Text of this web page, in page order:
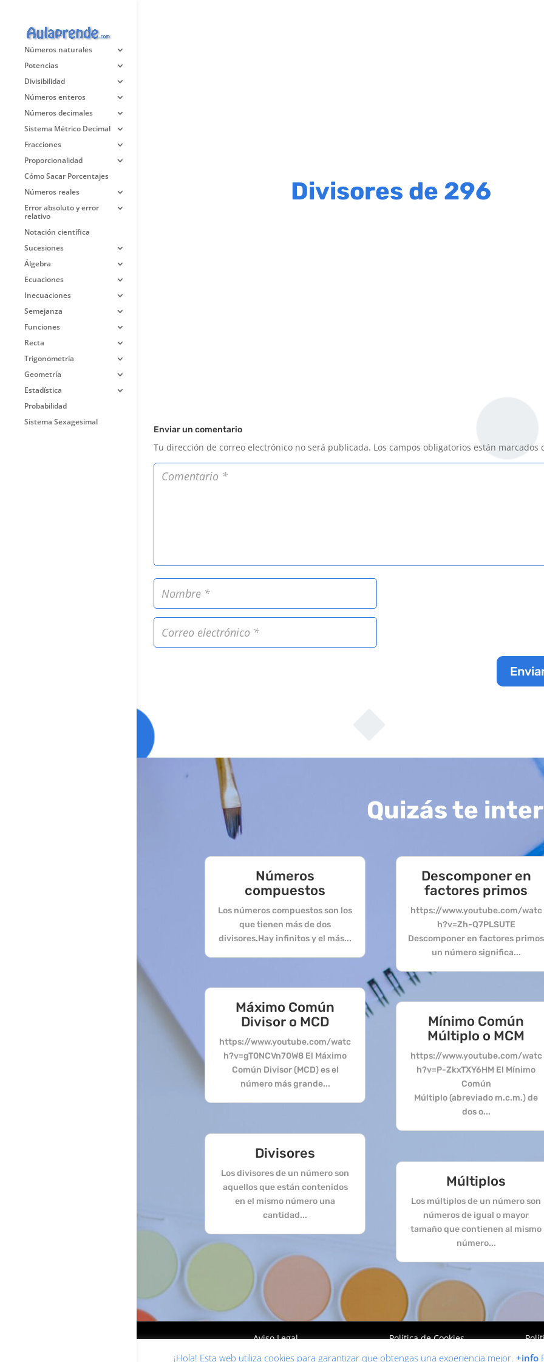
Números naturales
Potencias
Divisibilidad
Números enteros
Números decimales
Sistema Métrico Decimal
Fracciones
Proporcionalidad
Cómo Sacar Porcentajes
Números reales
Error absoluto y error
relativo
Notación científica
Sucesiones
Álgebra
Ecuaciones
Inecuaciones
Semejanza
Funciones
Recta
Trigonometría
Geometría
Estadística
Probabilidad
Sistema Sexagesimal
Divisores de 296
Enviar un comentario
Tu dirección de correo electrónico no será publicada. Los campos obligatorios están marcados
Quizás te
Números
compuestos
Los números compuestos son los
que tienen más de dos
divisores.Hay infinitos y el más...
Máximo Común
Divisor o MCD
https://www.youtube.com/watc
h?v=gT0NCVn70W8 El Máximo
Común Divisor (MCD) es el
número más grande...
Divisores
Los divisores de un número son
aquellos que están contenidos
en el mismo número una
cantidad...
Descomponer en
factores primos
https://www.youtube.com/watc
h?v=Zh-Q7PLSUTE
Descomponer en factores primos
un número significa...
Mínimo Común
Múltiplo o MCM
https://www.youtube.com/watc
h?v=P-ZkxTXY6HM El Mínimo
Común
Múltiplo (abreviado m.c.m.) de
dos o...
Múltiplos
Los múltiplos de un número son
números de igual o mayor
tamaño que contienen al mismo
número...
Aviso Legal Política de Cookies
¡Hola! Esta web utiliza cookies para garantizar que obtengas una experiencia mejor. +info